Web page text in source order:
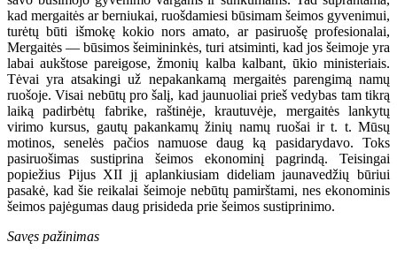
kad mergaitės ar berniukai, ruošdamiesi būsimam šeimos gyvenimui,
turėtų būti išmokę kokio nors amato, ar pasiruošę profesionalai,
Mergaitės — būsimos šeimininkės, turi atsiminti, kad jos šeimoje yra
labai aukštose pareigose, žmonių kalba kalbant, ūkio ministeriais.
Tėvai yra atsakingi už nepakankamą mergaitės parengimą namų
ruošoje. Visai nebūtų pro šalį, kad jaunuoliai prieš vedybas tam tikrą
laiką padirbėtų fabrike, raštinėje, krautuvėje, mergaitės lankytų
virimo kursus, gautų pakankamų žinių namų ruošai ir t. t. Mūsų
motinos, senelės pačios namuose daug ką pasidarydavo. Toks
pasiruošimas sustiprina šeimos ekonominį pagrindą. Teisingai
popiežius Pijus XII jį aplankiusiam dideliam jaunavedžių būriui
pasakė, kad šie reikalai šeimoje nebūtų pamirštami, nes ekonominis
šeimos pajėgumas daug prisideda prie šeimos sustiprinimo.
Savęs pažinimas